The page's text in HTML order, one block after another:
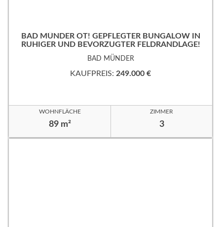
BAD MÜNDER OT! GEPFLEGTER BUNGALOW IN
RUHIGER UND BEVORZUGTER FELDRANDLAGE!
BAD MÜNDER
KAUFPREIS: 249.000 €
WOHNFLÄCHE
89 m²
ZIMMER
3